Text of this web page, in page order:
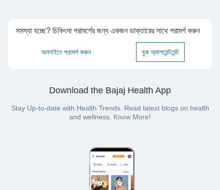
সমস্যা হচ্ছে? চিকিৎসা পরামর্শের জন্য একজন ডাক্তারের সাথে পরামর্শ করুন
অনলাইনে পরামর্শ করুন বুক অ্যাপয়েন্টমেন্ট
Download the Bajaj Health App
Stay Up-to-date with Health Trends. Read latest blogs on health
and wellness. Know More!